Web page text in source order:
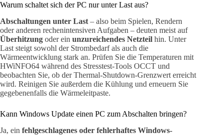
Warum schaltet sich der PC nur unter Last aus?
Abschaltungen unter Last – also beim Spielen, Rendern
oder anderen rechenintensiven Aufgaben – deuten meist auf
Überhitzung oder ein unzureichendes Netzteil hin. Unter
Last steigt sowohl der Strombedarf als auch die
Wärmeentwicklung stark an. Prüfen Sie die Temperaturen mit
HWiNFO64 während des Stresstest-Tools OCCT und
beobachten Sie, ob der Thermal-Shutdown-Grenzwert erreicht
wird. Reinigen Sie außerdem die Kühlung und erneuern Sie
gegebenenfalls die Wärmeleitpaste.
Kann Windows Update einen PC zum Abschalten bringen?
Ja, ein fehlgeschlagenes oder fehlerhaftes Windows-